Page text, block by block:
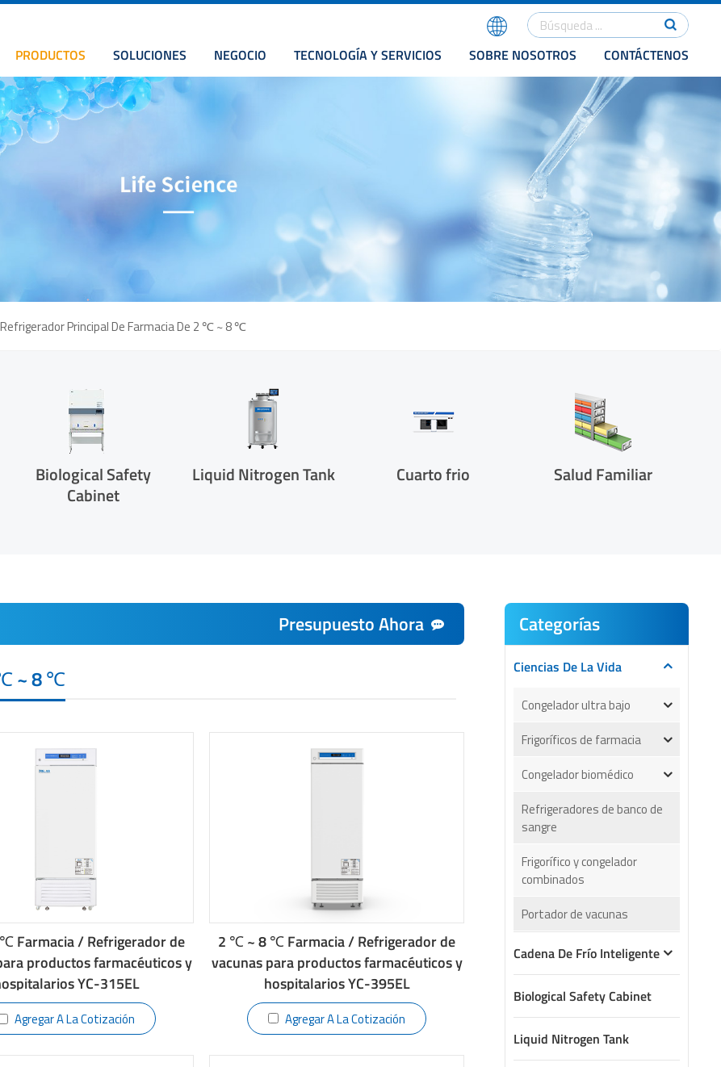
PRODUCTOS SOLUCIONES NEGOCIO TECNOLOGÍA Y SERVICIOS SOBRE NOSOTROS CONTÁCTENOS
Refrigerador Principal De Farmacia De 2 ℃ ~ 8 ℃
Biological Safety
Cabinet
Liquid Nitrogen Tank Cuarto frio Salud Familiar
Presupuesto Ahora
~ 8 ℃
Farmacia / Refrigerador de
productos farmacéuticos y
YC-315EL
Agregar A La Cotización
2 ℃ ~ 8 ℃ Farmacia / Refrigerador de
vacunas para productos farmacéuticos y
hospitalarios YC-395EL
Agregar A La Cotización
Categorías
Ciencias De La Vida
Congelador ultra bajo
Frigoríficos de farmacia
Congelador biomédico
Refrigeradores de banco de
sangre
Frigorífico y congelador
combinados
Portador de vacunas
Cadena De Frío Inteligente
Biological Safety Cabinet
Liquid Nitrogen Tank